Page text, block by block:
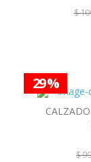
$
29 %
$